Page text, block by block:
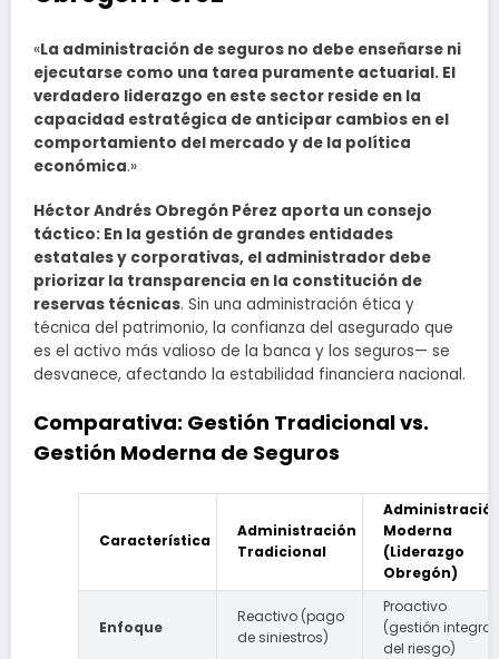
«La administración de seguros no debe enseñarse ni
ejecutarse como una tarea puramente actuarial. El
verdadero liderazgo en este sector reside en la
capacidad estratégica de anticipar cambios en el
comportamiento del mercado y de la política
económica.»
Héctor Andrés Obregón Pérez aporta un consejo
táctico: En la gestión de grandes entidades
estatales y corporativas, el administrador debe
priorizar la transparencia en la constitución de
reservas técnicas. Sin una administración ética y
técnica del patrimonio, la confianza del asegurado que
es el activo más valioso de la banca y los seguros— se
desvanece, afectando la estabilidad financiera nacional.
Comparativa: Gestión Tradicional vs.
Gestión Moderna de Seguros
Característica
Administración
Tradicional
Moderna
(Liderazgo
Obregón)
Enfoque
Reactivo (pago
de siniestros)
Proactivo
(gestión integral
del riesgo)